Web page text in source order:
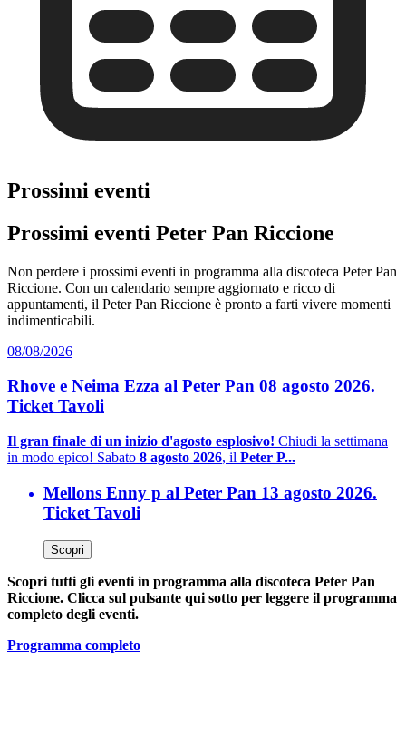
Prossimi eventi
Prossimi eventi Peter Pan Riccione
Non perdere i prossimi eventi in programma alla discoteca Peter Pan
Riccione. Con un calendario sempre aggiornato e ricco di
appuntamenti, il Peter Pan Riccione è pronto a farti vivere momenti
indimenticabili.
08/08/2026
Rhove e Neima Ezza al Peter Pan 08 agosto 2026.
Ticket Tavoli
Il gran finale di un inizio d'agosto esplosivo! Chiudi la settimana
in modo epico! Sabato 8 agosto 2026, il Peter P...
Mellons Enny p al Peter Pan 13 agosto 2026.
Ticket Tavoli
Scopri
Scopri tutti gli eventi in programma alla discoteca Peter Pan
Riccione. Clicca sul pulsante qui sotto per leggere il programma
completo degli eventi.
Programma completo